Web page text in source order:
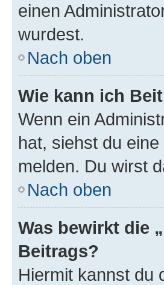
einen
wurdest.
Nach oben
Wie kann ich
Wenn ein
hat, siehst du
melden. Du wirst
Nach oben
Was bewirkt die
Beitrags?
Hiermit kannst du